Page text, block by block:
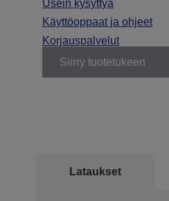
Usein kysyttyä
Käyttöoppaat ja ohjeet
Korjauspalvelut
Siirry tuotetukeen
Lataukset